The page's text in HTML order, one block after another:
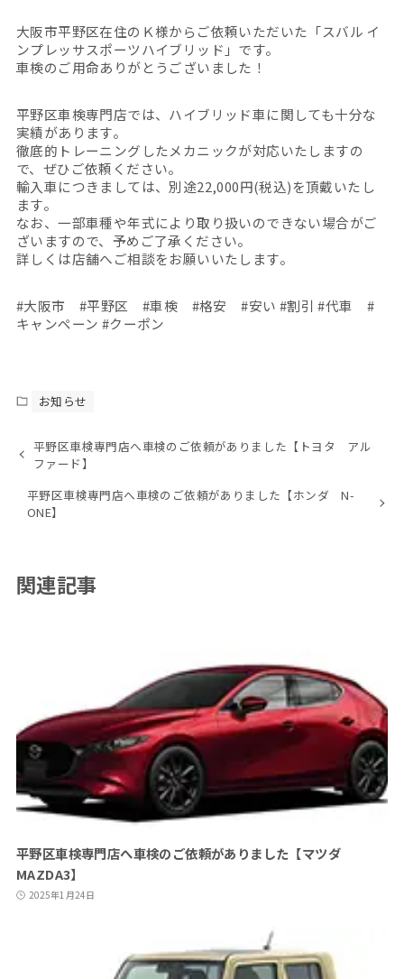
大阪市平野区在住のＫ様からご依頼いただいた「スバル イ
ンプレッサスポーツハイブリッド」です。
車検のご用命ありがとうございました！
平野区車検専門店では、ハイブリッド車に関しても十分な
実績があります。
徹底的トレーニングしたメカニックが対応いたしますの
で、ぜひご依頼ください。
輸入車につきましては、別途22,000円(税込)を頂戴いたし
ます。
なお、一部車種や年式により取り扱いのできない場合がご
ざいますので、予めご了承ください。
詳しくは店舗へご相談をお願いいたします。
#大阪市 #平野区 #車検 #格安 #安い #割引 #代車 #
キャンペーン #クーポン
お知らせ
平野区車検専門店へ車検のご依頼がありました【トヨタ アル
ファード】
平野区車検専門店へ車検のご依頼がありました【ホンダ N-
ONE】
関連記事
平野区車検専門店へ車検のご依頼がありました【マツダ
MAZDA3】
2025年1月24日